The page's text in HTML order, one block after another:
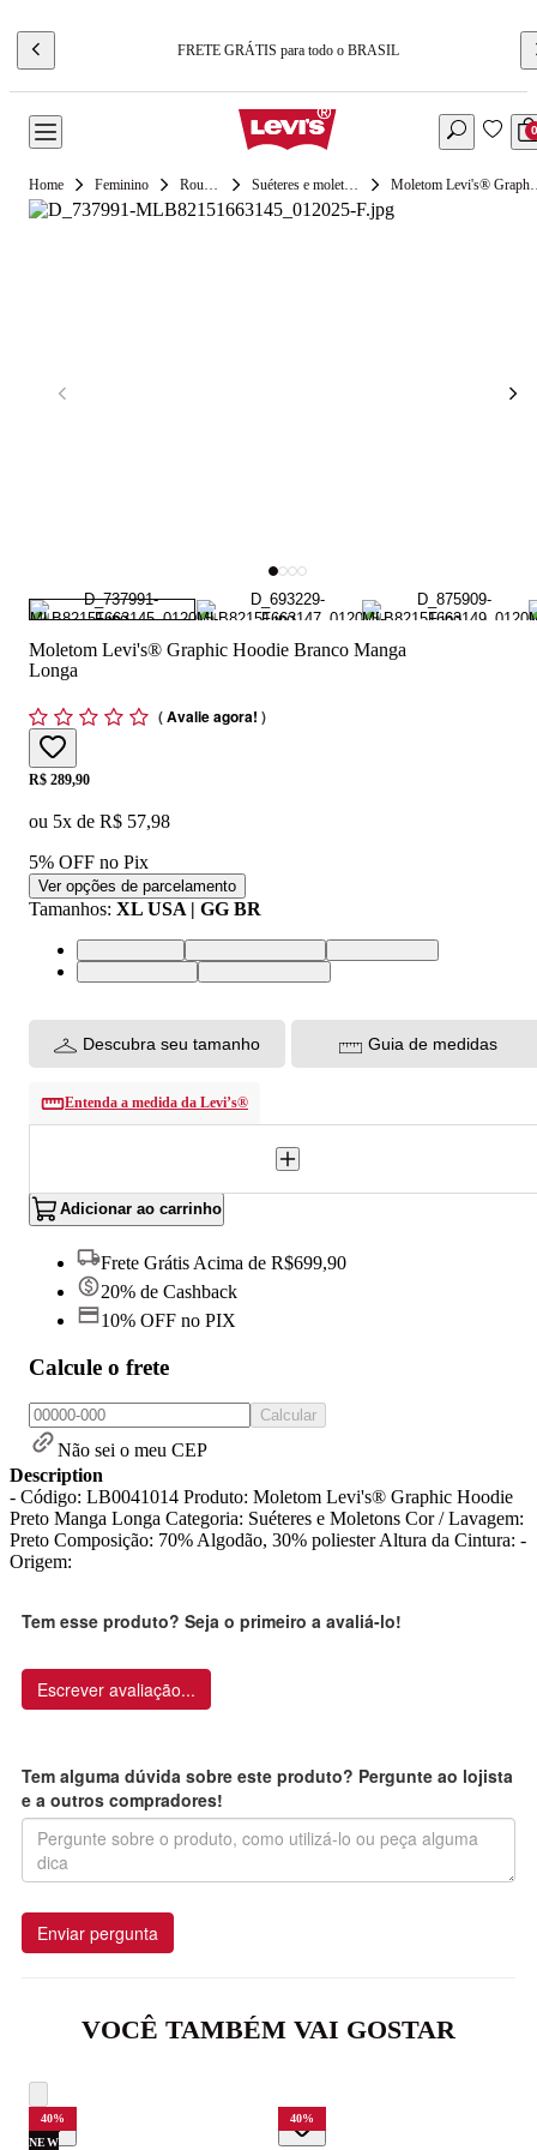
FRETE GRÁTIS para todo o BRASIL
0
Feminino Roupas Suéteres e moletons Moletom
Moletom Levi's® Graphic Hoodie Branco Manga
Longa
(Avalie agora! )
Price:
R$ 289,90
ou 5x de R$ 57,98
5% OFF no Pix
Ver opções de parcelamento
Tamanhos: XL USA | GG BR
S USA | P BRXL USA | GG BRL USA | G BR
M USA | M BRXS USA | PP BR
Descubra seu tamanho Guia de medidas
Entenda a medida da Levi’s®
Adicionar ao carrinho
Frete Grátis Acima de R$699,90
20% de Cashback
10% OFF no PIX
Calcule o frete
Calcular
Não sei o meu CEP
Description
- Código: LB0041014 Produto: Moletom Levi's® Graphic Hoodie
Preto Manga Longa Categoria: Suéteres e Moletons Cor / Lavagem:
Preto Composição: 70% Algodão, 30% poliester Altura da Cintura: -
Origem:
Tem esse produto? Seja o primeiro a avaliá-lo!
Escrever avaliação...
Tem alguma dúvida sobre este produto? Pergunte ao lojista
e a outros compradores!
Enviar pergunta
VOCÊ TAMBÉM VAI GOSTAR
40%
NEW
40%